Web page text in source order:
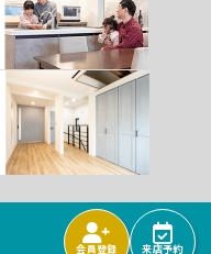
会員登録 来店予約